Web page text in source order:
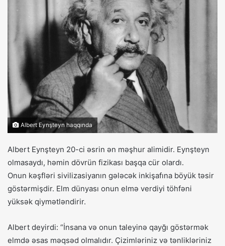
Albert Eynşteyn haqqında
Albert Eynşteyn 20-ci əsrin ən məşhur alimidir. Eynşteyn
olmasaydı, həmin dövrün fizikası başqa cür olardı.
Onun kəşfləri sivilizasiyanın gələcək inkişafına böyük təsir
göstərmişdir. Elm dünyası onun elmə verdiyi töhfəni
yüksək qiymətləndirir.
Albert deyirdi: “İnsana və onun taleyinə qayğı göstərmək
elmdə əsas məqsəd olmalıdır. Çizimləriniz və tənlikləriniz